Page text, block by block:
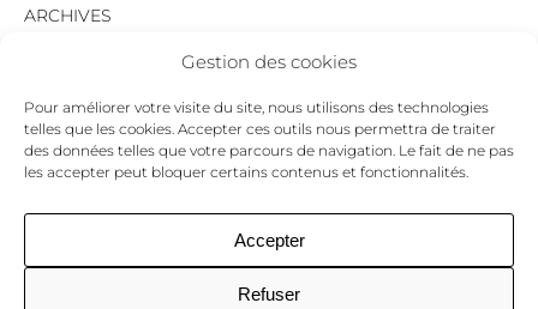
Gestion des cookies
Pour améliorer votre visite du site, nous utilisons des technologies
telles que les cookies. Accepter ces outils nous permettra de traiter
des données telles que votre parcours de navigation. Le fait de ne pas
les accepter peut bloquer certains contenus et fonctionnalités.
Accepter
Refuser
ARCHIVES
MENTIONS LÉGALES
POLITIQUE DE CONFIDENTIALITÉ
COOKIES
NEWSLETTER
pour ne jamais passer à côté d’un événement.